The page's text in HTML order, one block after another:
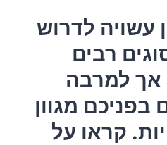
המזל, עדיין קיים
קראו על רשימת
עשויה לדרוש
רבים
אך למרבה
בפניכם מגוון
קראו על